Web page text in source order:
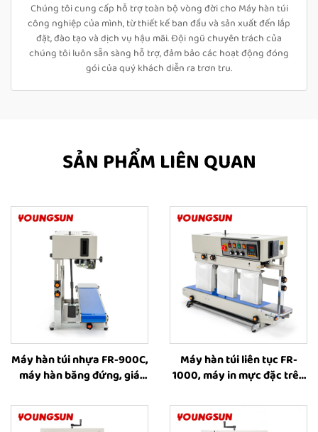
Chúng tôi cung cấp hỗ trợ toàn bộ vòng đời cho Máy hàn túi
công nghiệp của mình, từ thiết kế ban đầu và sản xuất đến lắp
đặt, đào tạo và dịch vụ hậu mãi. Đội ngũ chuyên trách của
chúng tôi luôn sẵn sàng hỗ trợ, đảm bảo các hoạt động đóng
gói của quý khách diễn ra trơn tru.
SẢN PHẨM LIÊN QUAN
Máy hàn túi nhựa FR-900C,
máy hàn băng đứng, giá
Máy hàn túi liên tục FR-
1000, máy in mực đặc trên
máy hàn túi chất lỏng, máy
hàn túi cà phê